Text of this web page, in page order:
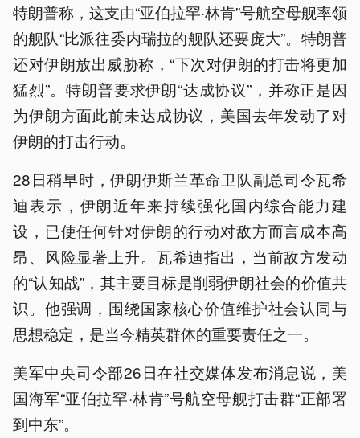
特朗普称，这支由“亚伯拉罕·林肯”号航空母舰率领
的舰队“比派往委内瑞拉的舰队还要庞大”。特朗普
还对伊朗放出威胁称，“下次对伊朗的打击将更加
猛烈”。特朗普要求伊朗“达成协议”，并称正是因
为伊朗方面此前未达成协议，美国去年发动了对
伊朗的打击行动。
28日稍早时，伊朗伊斯兰革命卫队副总司令瓦希
迪表示，伊朗近年来持续强化国内综合能力建
设，已使任何针对伊朗的行动对敌方而言成本高
昂、风险显著上升。瓦希迪指出，当前敌方发动
的“认知战”，其主要目标是削弱伊朗社会的价值共
识。他强调，围绕国家核心价值维护社会认同与
思想稳定，是当今精英群体的重要责任之一。
美军中央司令部26日在社交媒体发布消息说，美
国海军“亚伯拉罕·林肯”号航空母舰打击群“正部署
到中东”。